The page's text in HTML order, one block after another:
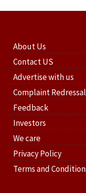
About Us
Contact US
Advertise with us
Complaint Redressal
Feedback
Investors
We care
Privacy Policy
Terms and